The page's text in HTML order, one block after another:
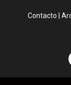
Contacto |